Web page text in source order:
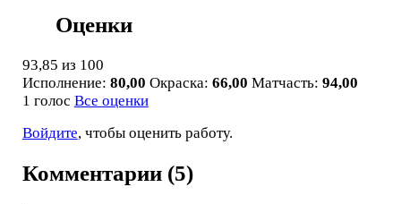
Оценки
93,85 из 100
Исполнение: 80,00 Окраска: 66,00 Матчасть: 94,00
1 голос Все оценки
Войдите, чтобы оценить работу.
Комментарии (5)